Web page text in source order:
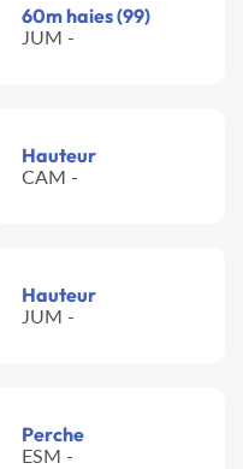
60m haies (99)
JUM -
Hauteur
CAM -
Hauteur
JUM -
Perche
ESM -